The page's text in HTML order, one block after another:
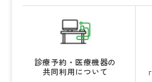
診療予約・医療機器の
共同利用について